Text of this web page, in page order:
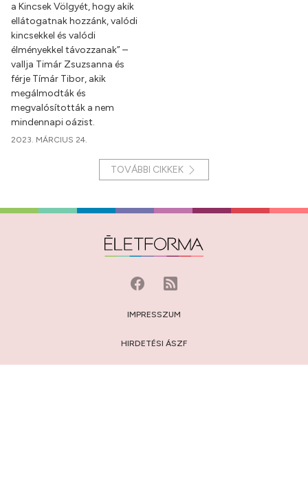
a Kincsek Völgyét, hogy akik
ellátogatnak hozzánk, valódi
kincsekkel és valódi
élményekkel távozzanak” –
vallja Timár Zsuzsanna és
férje Tímár Tibor, akik
megálmodták és
megvalósították a nem
mindennapi oázist.
2023. MÁRCIUS 24.
TOVÁBBI CIKKEK
IMPRESSZUM
HIRDETÉSI ÁSZF